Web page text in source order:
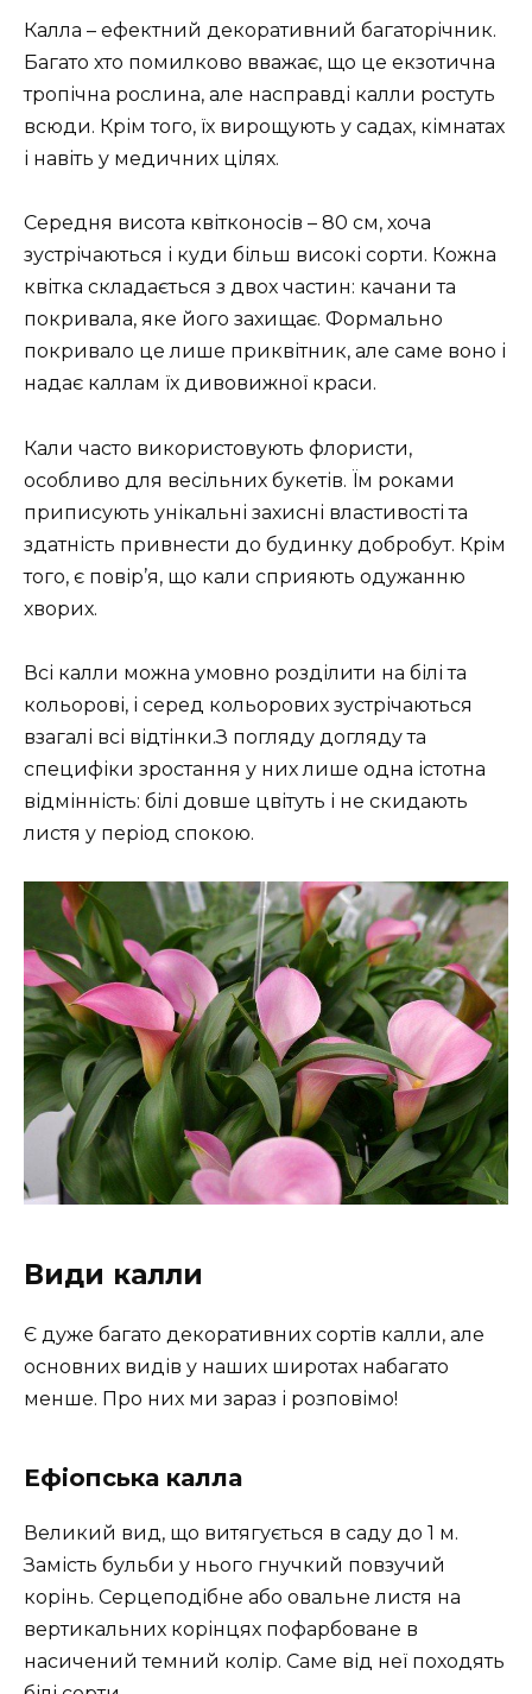
Калла – ефектний декоративний багаторічник.
Багато хто помилково вважає, що це екзотична
тропічна рослина, але насправді калли ростуть
всюди. Крім того, їх вирощують у садах, кімнатах
і навіть у медичних цілях.
Середня висота квітконосів – 80 см, хоча
зустрічаються і куди більш високі сорти. Кожна
квітка складається з двох частин: качани та
покривала, яке його захищає. Формально
покривало це лише приквітник, але саме воно і
надає каллам їх дивовижної краси.
Кали часто використовують флористи,
особливо для весільних букетів. Їм роками
приписують унікальні захисні властивості та
здатність привнести до будинку добробут. Крім
того, є повір’я, що кали сприяють одужанню
хворих.
Всі калли можна умовно розділити на білі та
кольорові, і серед кольорових зустрічаються
взагалі всі відтінки.З погляду догляду та
специфіки зростання у них лише одна істотна
відмінність: білі довше цвітуть і не скидають
листя у період спокою.
Види калли
Є дуже багато декоративних сортів калли, але
основних видів у наших широтах набагато
менше. Про них ми зараз і розповімо!
Ефіопська калла
Великий вид, що витягується в саду до 1 м.
Замість бульби у нього гнучкий повзучий
корінь. Серцеподібне або овальне листя на
вертикальних корінцях пофарбоване в
насичений темний колір. Саме від неї походять